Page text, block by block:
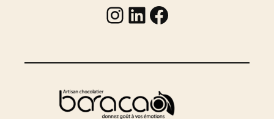
Instagram
Linkedin
Facebook